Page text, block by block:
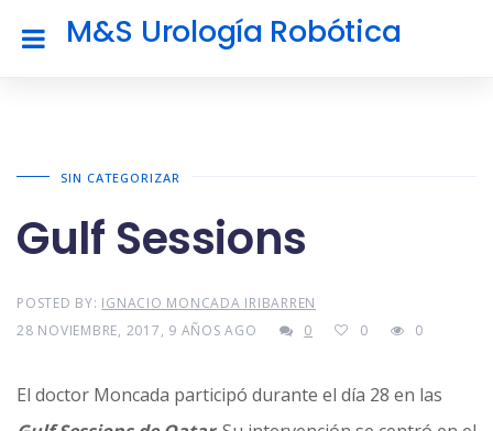
M&S Urología Robótica
SIN CATEGORIZAR
Gulf Sessions
POSTED BY: IGNACIO MONCADA IRIBARREN
28 NOVIEMBRE, 2017, 9 AÑOS AGO
0 0 0
El doctor Moncada participó durante el día 28 en las